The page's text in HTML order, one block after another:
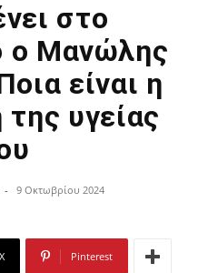
στο
ο Μανώλης
είναι η
υγείας
- 9 Οκτωβρίου 2024
X Pinterest